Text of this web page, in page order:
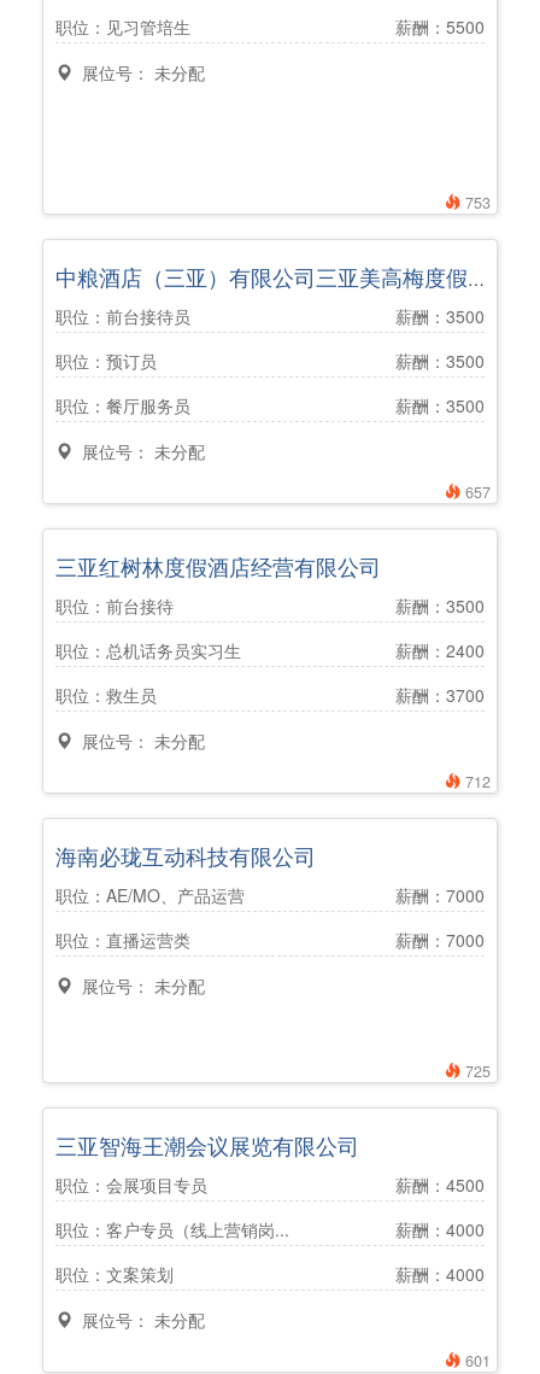
753
职位：见习管培生
薪酬：5500
展位号： 未分配
657
中粮酒店（三亚）有限公司三亚美高梅度假酒店
职位：前台接待员
薪酬：3500
职位：预订员
薪酬：3500
职位：餐厅服务员
薪酬：3500
展位号： 未分配
712
三亚红树林度假酒店经营有限公司
职位：前台接待
薪酬：3500
职位：总机话务员实习生
薪酬：2400
职位：救生员
薪酬：3700
展位号： 未分配
725
海南必珑互动科技有限公司
职位：AE/MO、产品运营
薪酬：7000
职位：直播运营类
薪酬：7000
展位号： 未分配
601
三亚智海王潮会议展览有限公司
职位：会展项目专员
薪酬：4500
职位：客户专员（线上营销岗...
薪酬：4000
职位：文案策划
薪酬：4000
展位号： 未分配